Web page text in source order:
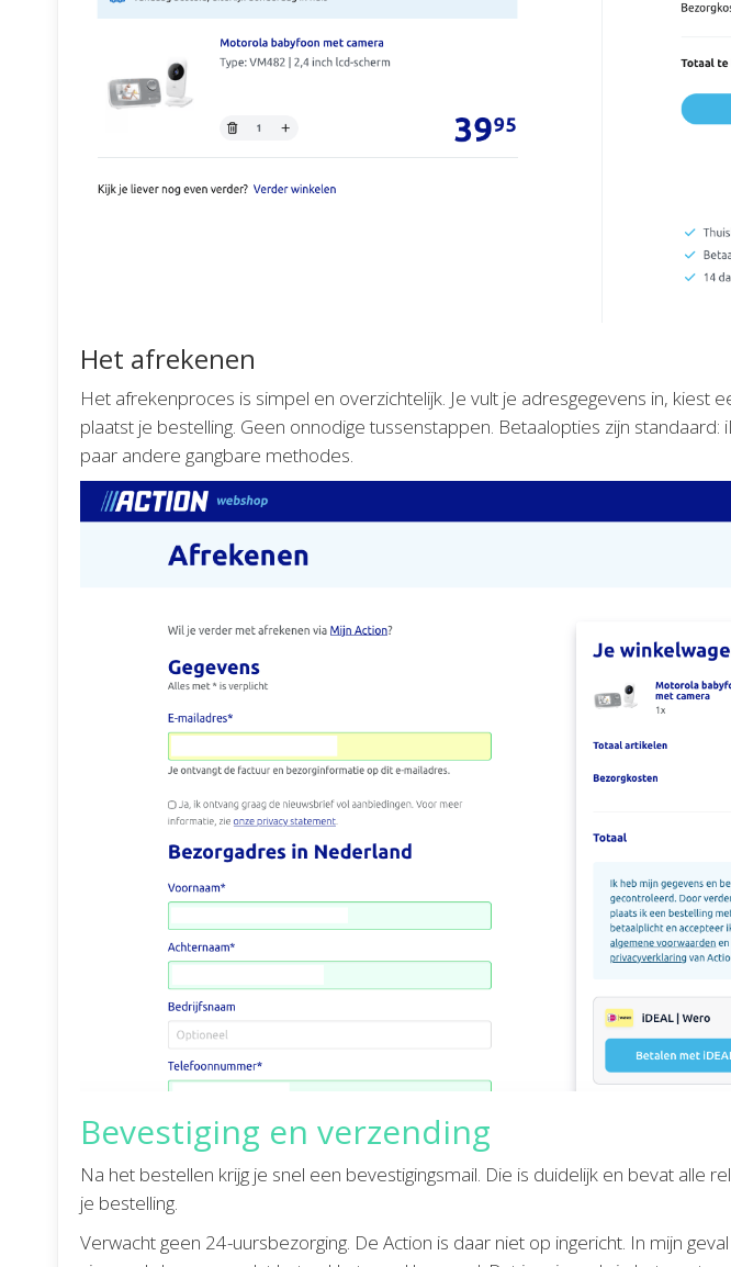
Het afrekenen
Het afrekenproces is simpel en overzichtelijk. Je vult je adresgegevens in, kiest
plaatst je bestelling. Geen onnodige tussenstappen. Betaalopties zijn standaard:
paar andere gangbare methodes.
Bevestiging en verzending
Na het bestellen krijg je snel een bevestigingsmail. Die is duidelijk en bevat alle
je bestelling.
Verwacht geen 24-uursbezorging. De Action is daar niet op ingericht. In mijn